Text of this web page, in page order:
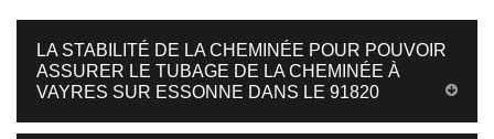
LA STABILITÉ DE LA CHEMINÉE POUR POUVOIR
ASSURER LE TUBAGE DE LA CHEMINÉE À
VAYRES SUR ESSONNE DANS LE 91820